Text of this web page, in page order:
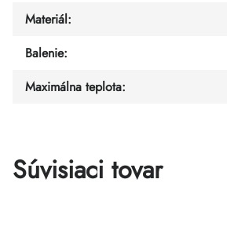
Materiál:
Balenie:
Maximálna teplota:
Súvisiaci tovar